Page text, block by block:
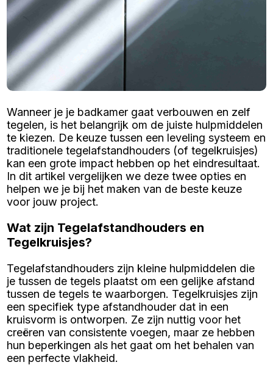
Wanneer je je badkamer gaat verbouwen en zelf
tegelen, is het belangrijk om de juiste hulpmiddelen
te kiezen. De keuze tussen een leveling systeem en
traditionele tegelafstandhouders (of tegelkruisjes)
kan een grote impact hebben op het eindresultaat.
In dit artikel vergelijken we deze twee opties en
helpen we je bij het maken van de beste keuze
voor jouw project.
Wat zijn Tegelafstandhouders en
Tegelkruisjes?
Tegelafstandhouders zijn kleine hulpmiddelen die
je tussen de tegels plaatst om een gelijke afstand
tussen de tegels te waarborgen. Tegelkruisjes zijn
een specifiek type afstandhouder dat in een
kruisvorm is ontworpen. Ze zijn nuttig voor het
creëren van consistente voegen, maar ze hebben
hun beperkingen als het gaat om het behalen van
een perfecte vlakheid.